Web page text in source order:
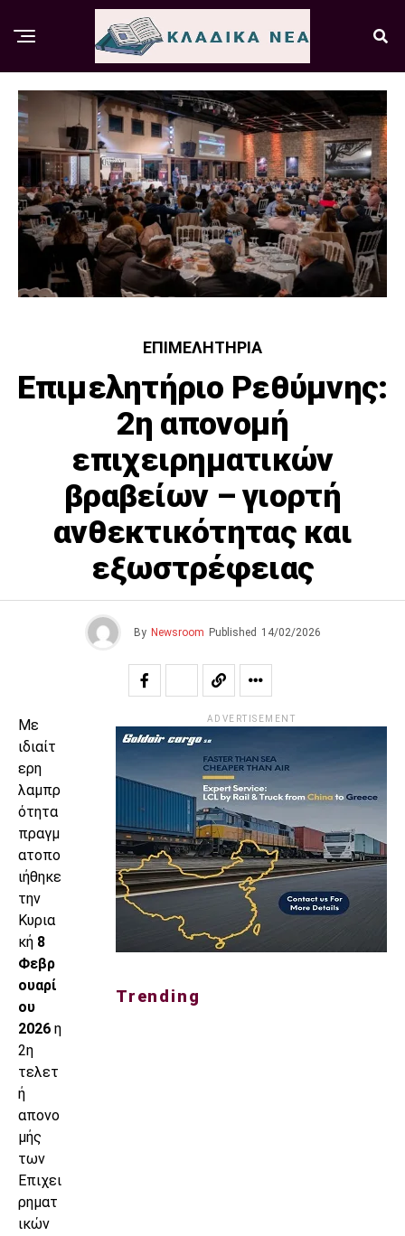
ΕΠΙΜΕΛΗΤΉΡΙΑ
Επιμελητήριο Ρεθύμνης:
2η απονομή
επιχειρηματικών
βραβείων – γιορτή
ανθεκτικότητας και
εξωστρέφειας
By Newsroom Published 14/02/2026
Με
ιδιαίτ
ερη
λαμπρ
ότητα
πραγμ
ατοπο
ιήθηκε
την
Κυρια
κή 8
Φεβρ
ουαρί
ου
2026 η
2η
τελετ
ή
απονο
μής
των
Επιχει
ρηματ
ικών
ADVERTISEMENT
Trending